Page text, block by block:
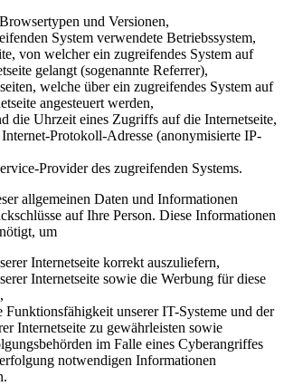
und Versionen,
System verwendete Betriebssystem,
von welcher ein zugreifendes System auf
gelangt (sogenannte Referrer),
welche über ein zugreifendes System auf
angesteuert werden,
die Uhrzeit eines Zugriffs auf die Internetseite,
Protokoll-Adresse (anonymisierte IP-
Provider des zugreifenden Systems.
allgemeinen Daten und Informationen
auf Ihre Person. Diese Informationen
um
Internetseite korrekt auszuliefern,
Internetseite sowie die Werbung für diese
Funktionsfähigkeit unserer IT-Systeme und der
Internetseite zu gewährleisten sowie
im Falle eines Cyberangriffes
notwendigen Informationen